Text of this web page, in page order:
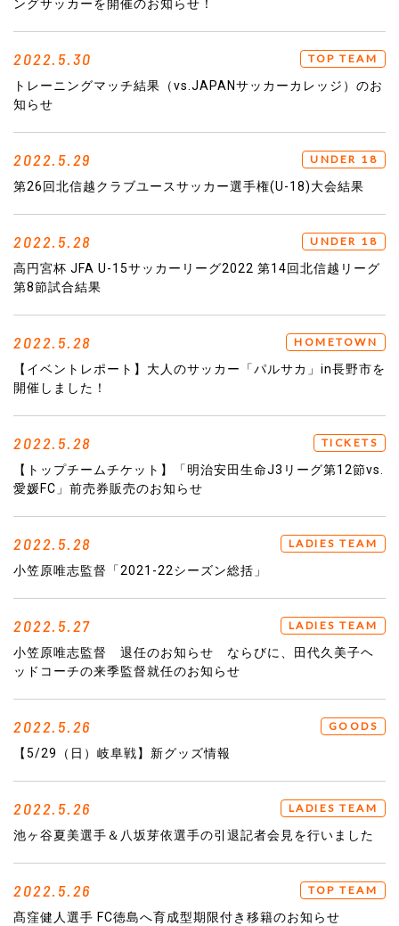
ングサッカーを開催のお知らせ！
2022.5.30 TOP TEAM
トレーニングマッチ結果（vs.JAPANサッカーカレッジ）のお
知らせ
2022.5.29 UNDER 18
第26回北信越クラブユースサッカー選手権(U-18)大会結果
2022.5.28 UNDER 18
高円宮杯 JFA U-15サッカーリーグ2022 第14回北信越リーグ
第8節試合結果
2022.5.28 HOMETOWN
【イベントレポート】大人のサッカー「パルサカ」in長野市を
開催しました！
2022.5.28 TICKETS
【トップチームチケット】「明治安田生命J3リーグ第12節vs.
愛媛FC」前売券販売のお知らせ
2022.5.28 LADIES TEAM
小笠原唯志監督「2021-22シーズン総括」
2022.5.27 LADIES TEAM
小笠原唯志監督 退任のお知らせ ならびに、田代久美子ヘ
ッドコーチの来季監督就任のお知らせ
2022.5.26 GOODS
【5/29（日）岐阜戦】新グッズ情報
2022.5.26 LADIES TEAM
池ヶ谷夏美選手＆八坂芽依選手の引退記者会見を行いました
2022.5.26 TOP TEAM
髙窪健人選手 FC徳島へ育成型期限付き移籍のお知らせ